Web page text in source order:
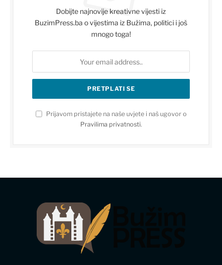
Dobijte najnovije kreativne vijesti iz
BuzimPress.ba o vijestima iz Bužima, politici i još
mnogo toga!
Prijavom pristajete na naše uvjete i naš ugovor o
Pravilima privatnosti.